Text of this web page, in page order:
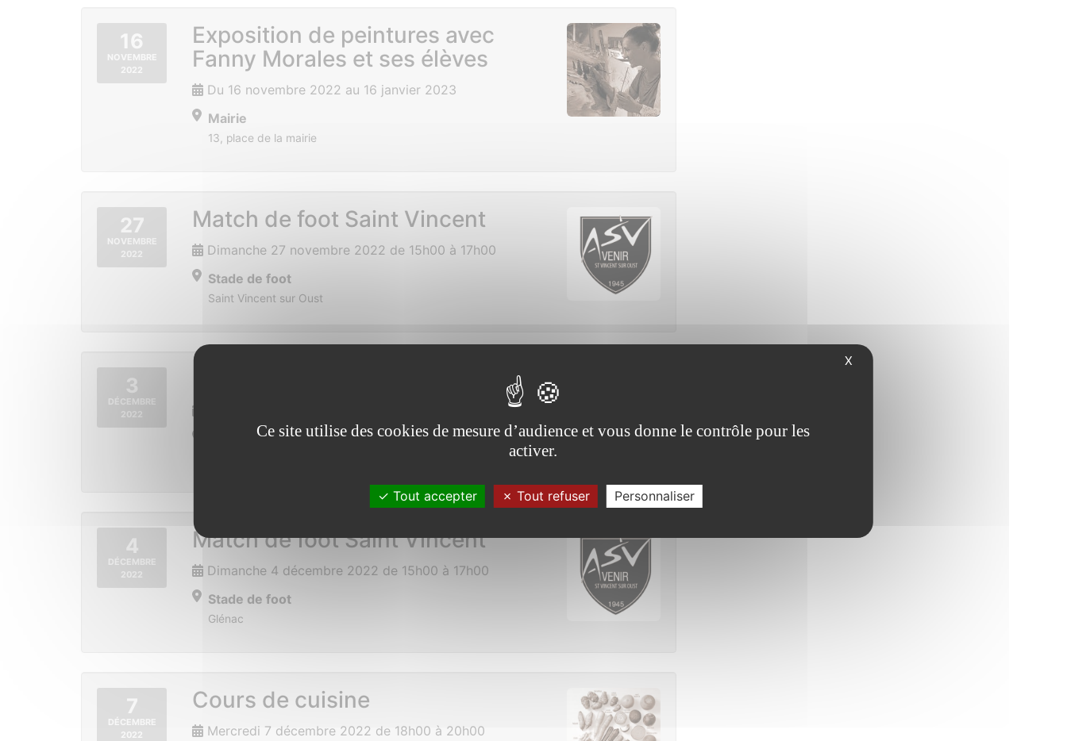
16
NOVEMBRE
2022
Exposition de peintures avec
Fanny Morales et ses élèves
Du 16 novembre 2022 au 16 janvier 2023
Mairie
13, place de la mairie
27
NOVEMBRE
2022
Match de foot Saint Vincent
Dimanche 27 novembre 2022 de 15h00 à 17h00
Stade de foot
Saint Vincent sur Oust
3
Place de la mairie
4
DÉCEMBRE
2022
Match de foot Saint Vincent
Dimanche 4 décembre 2022 de 15h00 à 17h00
Stade de foot
Glénac
7
DÉCEMBRE
2022
Cours de cuisine
Mercredi 7 décembre 2022 de 18h00 à 20h00
X
Ce site utilise des cookies de mesure d’audience et vous donne le contrôle pour les
activer.
Tout accepter Tout refuser Personnaliser